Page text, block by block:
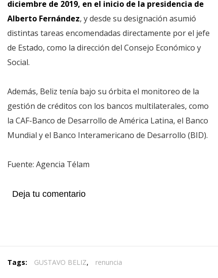
diciembre de 2019, en el inicio de la presidencia de
Alberto Fernández, y desde su designación asumió
distintas tareas encomendadas directamente por el jefe
de Estado, como la dirección del Consejo Económico y
Social.
Además, Beliz tenía bajo su órbita el monitoreo de la
gestión de créditos con los bancos multilaterales, como
la CAF-Banco de Desarrollo de América Latina, el Banco
Mundial y el Banco Interamericano de Desarrollo (BID).
Fuente: Agencia Télam
Deja tu comentario
Tags: GUSTAVO BELIZ, renuncia